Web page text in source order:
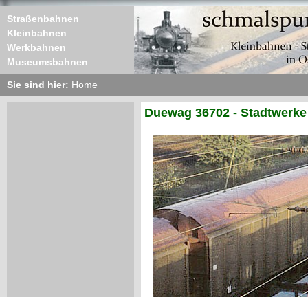
Straßenbahnen
Kleinbahnen
Werkbahnen
Museumsbahnen
Sie sind hier: Home
Duewag 36702 -